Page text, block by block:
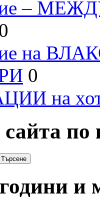
–
на
0
на
сайта
и